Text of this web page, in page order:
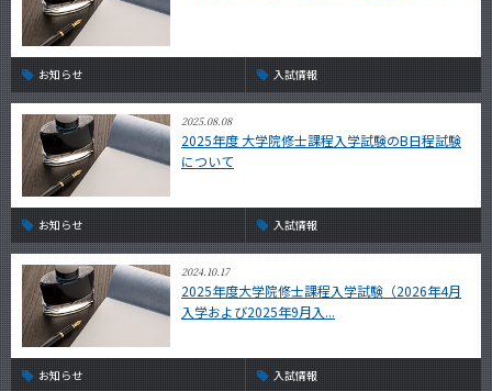
お知らせ 入試情報
2025.08.08
2025年度 大学院修士課程入学試験のB日程試験
について
お知らせ 入試情報
2024.10.17
2025年度大学院修士課程入学試験（2026年4月
入学および2025年9月入...
お知らせ 入試情報